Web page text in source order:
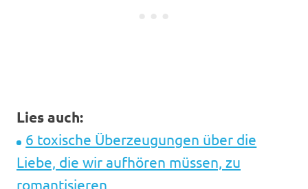
Lies auch:
6 toxische Überzeugungen über die
Liebe, die wir aufhören müssen, zu
romantisieren